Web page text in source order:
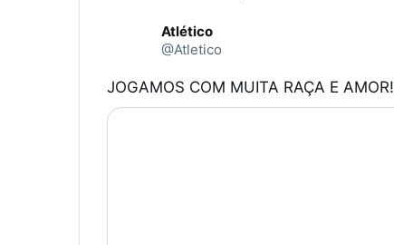
Atlético
@Atletico
JOGAMOS COM MUITA RAÇA E AMOR!